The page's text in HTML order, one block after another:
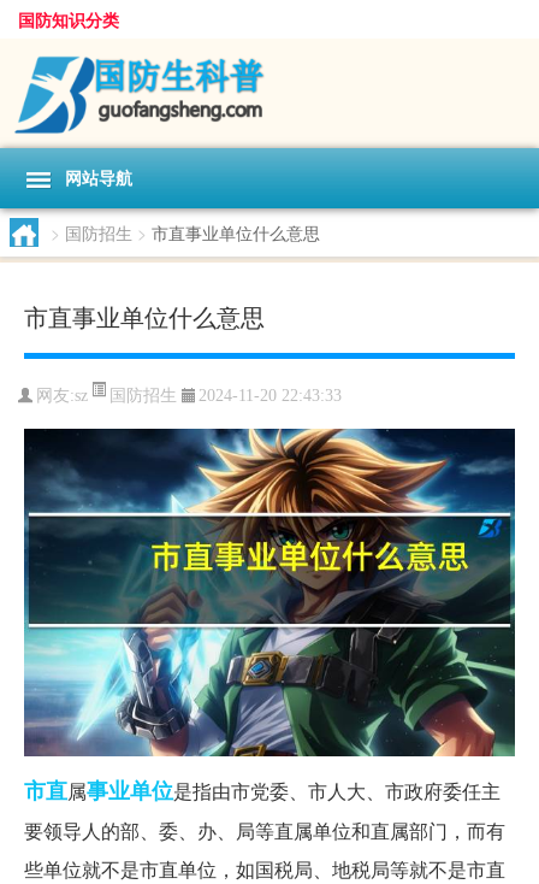
国防知识分类
网站导航
> 国防招生 > 市直事业单位什么意思
市直事业单位什么意思
网友:sz 国防招生 2024-11-20 22:43:33
市直属事业单位是指由市党委、市人大、市政府委任主
要领导人的部、委、办、局等直属单位和直属部门，而有
些单位就不是市直单位，如国税局、地税局等就不是市直